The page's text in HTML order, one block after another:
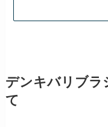
デンキバリブラ
て